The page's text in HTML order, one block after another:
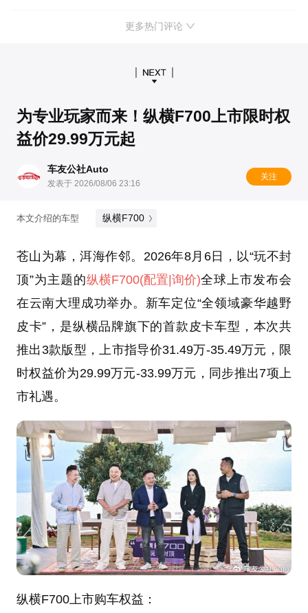
更多热门评论
为专业玩家而来！纵横F700上市限时权
益价29.99万元起
车友公社Auto
发表于 2026/08/06 23:16
关注
本文介绍的车型 纵横F700
苍山为幕，洱海作邻。2026年8月6日，以“玩不封
顶”为主题的纵横F700(配置 |询价)全球上市发布会
在云南大理成功举办。新车定位“全领域豪华越野
皮卡”，是纵横品牌旗下的首款皮卡车型，本次共
推出3款版型，上市指导价31.49万-35.49万元，限
时权益价为29.99万元-33.99万元，同步推出7项上
市礼遇。
纵横F700上市购车权益：